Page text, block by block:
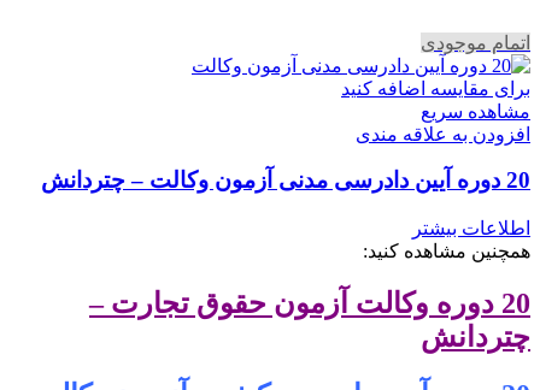
اتمام موجودی
برای مقایسه اضافه کنید
مشاهده سریع
افزودن به علاقه مندی
20 دوره آیین دادرسی مدنی آزمون وکالت – چتردانش
اطلاعات بیشتر
همچنین مشاهده کنید:
20 دوره وکالت آزمون حقوق تجارت –
چتردانش